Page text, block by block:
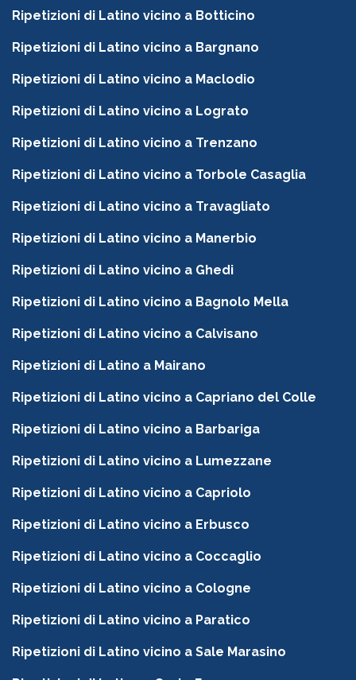
Ripetizioni di Latino vicino a Botticino
Ripetizioni di Latino vicino a Bargnano
Ripetizioni di Latino vicino a Maclodio
Ripetizioni di Latino vicino a Lograto
Ripetizioni di Latino vicino a Trenzano
Ripetizioni di Latino vicino a Torbole Casaglia
Ripetizioni di Latino vicino a Travagliato
Ripetizioni di Latino vicino a Manerbio
Ripetizioni di Latino vicino a Ghedi
Ripetizioni di Latino vicino a Bagnolo Mella
Ripetizioni di Latino vicino a Calvisano
Ripetizioni di Latino a Mairano
Ripetizioni di Latino vicino a Capriano del Colle
Ripetizioni di Latino vicino a Barbariga
Ripetizioni di Latino vicino a Lumezzane
Ripetizioni di Latino vicino a Capriolo
Ripetizioni di Latino vicino a Erbusco
Ripetizioni di Latino vicino a Coccaglio
Ripetizioni di Latino vicino a Cologne
Ripetizioni di Latino vicino a Paratico
Ripetizioni di Latino vicino a Sale Marasino